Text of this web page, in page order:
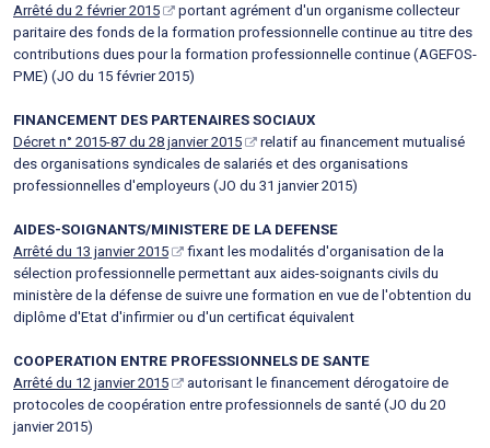
Arrêté du 2 février 2015
portant agrément d'un organisme collecteur
paritaire des fonds de la formation professionnelle continue au titre des
contributions dues pour la formation professionnelle continue (AGEFOS-
PME) (JO du 15 février 2015)
FINANCEMENT DES PARTENAIRES SOCIAUX
Décret n° 2015-87 du 28 janvier 2015
relatif au financement mutualisé
des organisations syndicales de salariés et des organisations
professionnelles d'employeurs (JO du 31 janvier 2015)
AIDES-SOIGNANTS/MINISTERE DE LA DEFENSE
Arrêté du 13 janvier 2015
fixant les modalités d'organisation de la
sélection professionnelle permettant aux aides-soignants civils du
ministère de la défense de suivre une formation en vue de l'obtention du
diplôme d'Etat d'infirmier ou d'un certificat équivalent
COOPERATION ENTRE PROFESSIONNELS DE SANTE
Arrêté du 12 janvier 2015
autorisant le financement dérogatoire de
protocoles de coopération entre professionnels de santé (JO du 20
janvier 2015)